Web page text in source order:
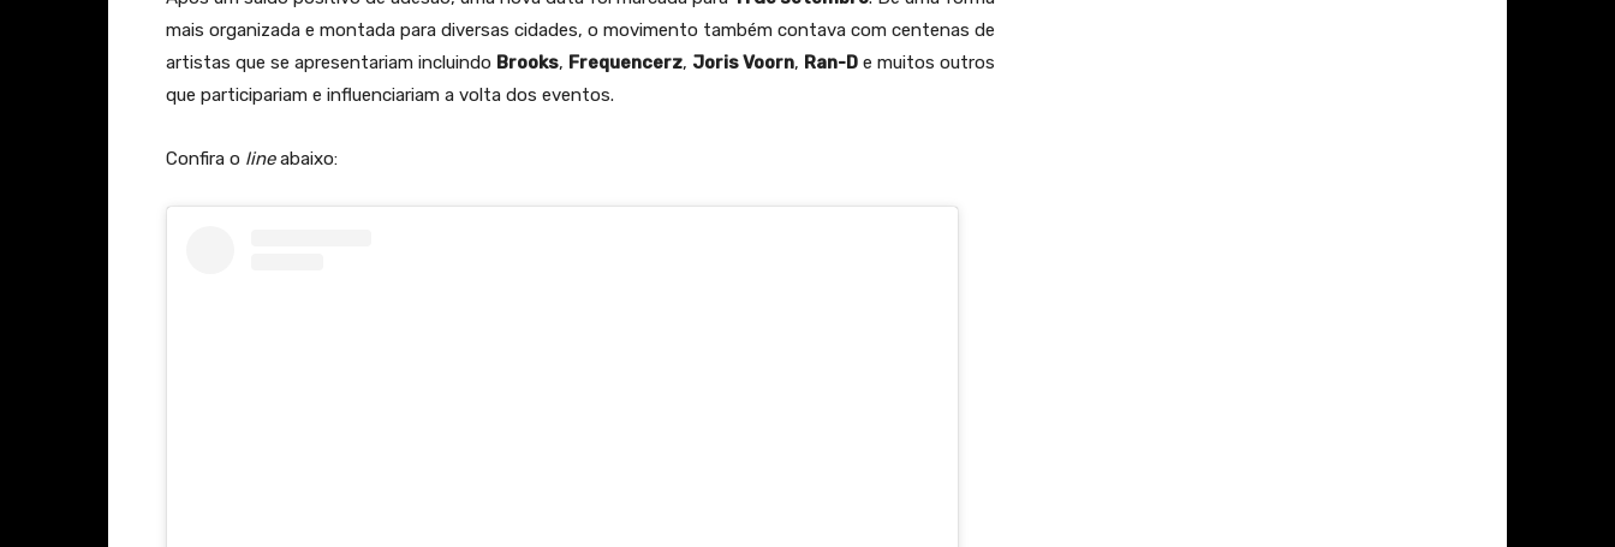
mais organizada e montada para diversas cidades, o movimento também contava com centenas de
artistas que se apresentariam incluindo Brooks, Frequencerz, Joris Voorn, Ran-D e muitos outros
que participariam e influenciariam a volta dos eventos.
Confira o lineabaixo: